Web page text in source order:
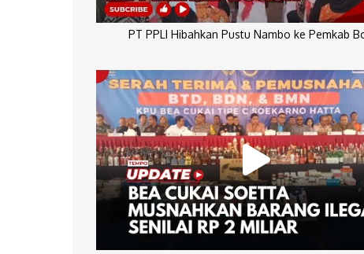
PT PPLI Hibahkan Pustu Nambo ke Pemkab